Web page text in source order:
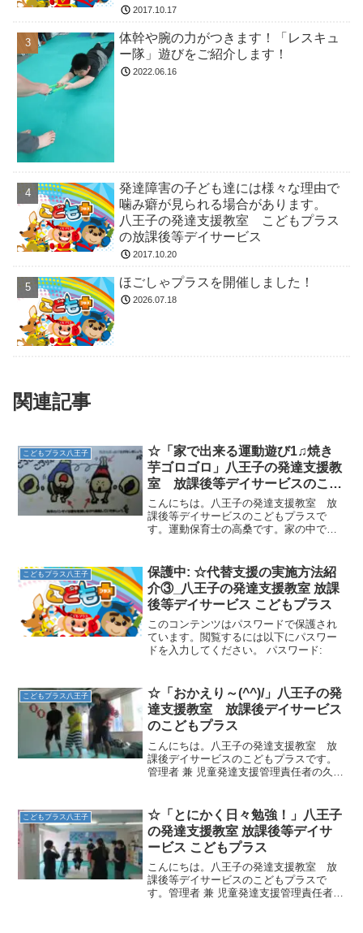
2017.10.17
体幹や腕の力がつきます！「レスキュ
ー隊」遊びをご紹介します！
2022.06.16
発達障害の子ども達には様々な理由で
噛み癖が見られる場合があります。
八王子の発達支援教室 こどもプラス
の放課後等デイサービス
2017.10.20
ほごしゃプラスを開催しました！
2026.07.18
関連記事
こどもプラス八王子
☆「家で出来る運動遊び1♫焼き
芋ゴロゴロ」八王子の発達支援教
室 放課後等デイサービスのこど
もプラス
こんにちは。八王子の発達支援教室 放
課後等デイサービスのこどもプラスで
す。運動保育士の高桑です。家の中で出
にうつ伏せになって寝転がりましょう。
②両手をバンザイの状態にし...
こどもプラス八王子
保護中: ☆代替支援の実施方法紹
介③_八王子の発達支援教室 放課
後等デイサービス こどもプラス
このコンテンツはパスワードで保護され
ています。閲覧するには以下にパスワー
ドを入力してください。 パスワード:
こどもプラス八王子
☆「おかえり～(^^)/」八王子の発
達支援教室 放課後デイサービス
のこどもプラス
こんにちは。八王子の発達支援教室 放
課後デイサービスのこどもプラスです。
管理者 兼 児童発達支援管理責任者の久保
遊びに来てくれました♪（ボランティアさ
んも連れて！）子ど...
こどもプラス八王子
☆「とにかく日々勉強！」八王子
の発達支援教室 放課後等デイサ
ービス こどもプラス
こんにちは。八王子の発達支援教室 放
課後等デイサービスのこどもプラスで
す。管理者 兼 児童発達支援管理責任者の